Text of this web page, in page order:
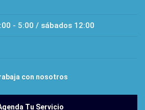
- 5:00 / sábados 12:00
con nosotros
Tu Servicio